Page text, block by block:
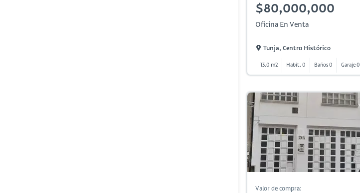
$80,000,000
Oficina En Venta
Tunja, Centro Histórico
13.0 m2 Habit. 0 Baños 0 Garaje 0
Valor de compra: